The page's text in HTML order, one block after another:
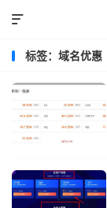

标签：域名优惠